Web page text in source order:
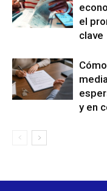
el
clave
y en